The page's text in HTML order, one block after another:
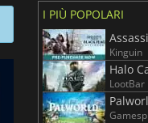
I PIÙ POPOLARI
Kinguin
Halo
LootBar